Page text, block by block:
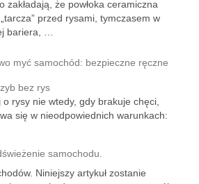
zakładają, że powłoka ceramiczna
przed rysami, tymczasem w
bariera, …
myć samochód: bezpieczne ręczne
bez rys
o rysy nie wtedy, gdy brakuje chęci,
się w nieodpowiednich warunkach:
samochodu.
Niniejszy artykuł zostanie